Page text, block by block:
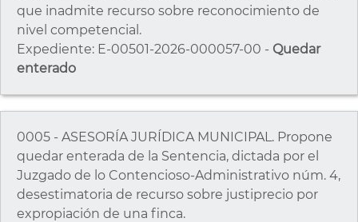
que inadmite recurso sobre reconocimiento de
nivel competencial.
Expediente: E-00501-2026-000057-00 - Quedar
enterado
0005 - ASESORÍA JURÍDICA MUNICIPAL. Propone
quedar enterada de la Sentencia, dictada por el
Juzgado de lo Contencioso-Administrativo núm. 4,
desestimatoria de recurso sobre justiprecio por
expropiación de una finca.